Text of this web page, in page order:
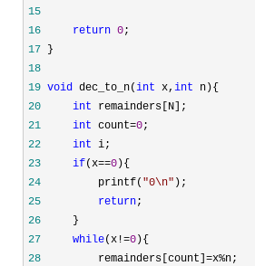
15
16
return 0
17
18
19 void dec_to_n(int x, int
20
int
21
int count=0
22
int
23
if(x==0
24
         printf(
"0\n"
25
return
26
27
while(x!=0
28
         remainders[count]=x%